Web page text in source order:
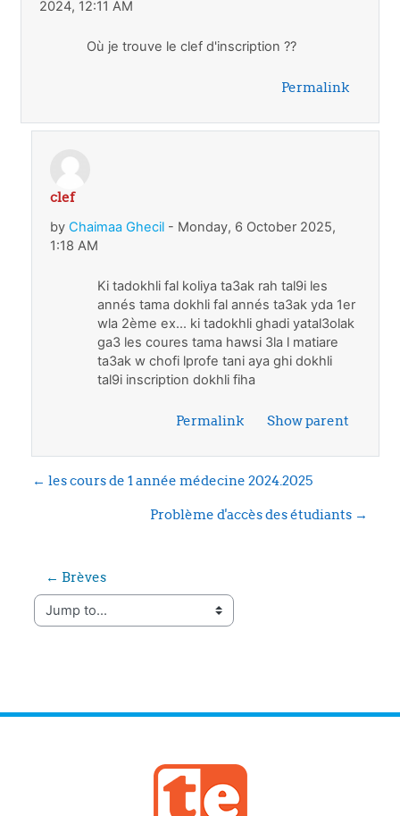
2024, 12:11 AM
Où je trouve le clef d'inscription ??
Permalink
In reply to chaimaa benattia
clef
byChaimaa Ghecil - Monday, 6 October 2025,
1:18 AM
Ki tadokhli fal koliya ta3ak rah tal9i les
annés tama dokhli fal annés ta3ak yda 1er
wla 2ème ex... ki tadokhli ghadi yatal3olak
ga3 les coures tama hawsi 3la l matiare
ta3ak w chofi lprofe tani aya ghi dokhli
tal9i inscription dokhli fiha
Permalink Show parent
← les cours de 1 année médecine 2024.2025
Problème d'accès des étudiants →
← Brèves
Jump to...